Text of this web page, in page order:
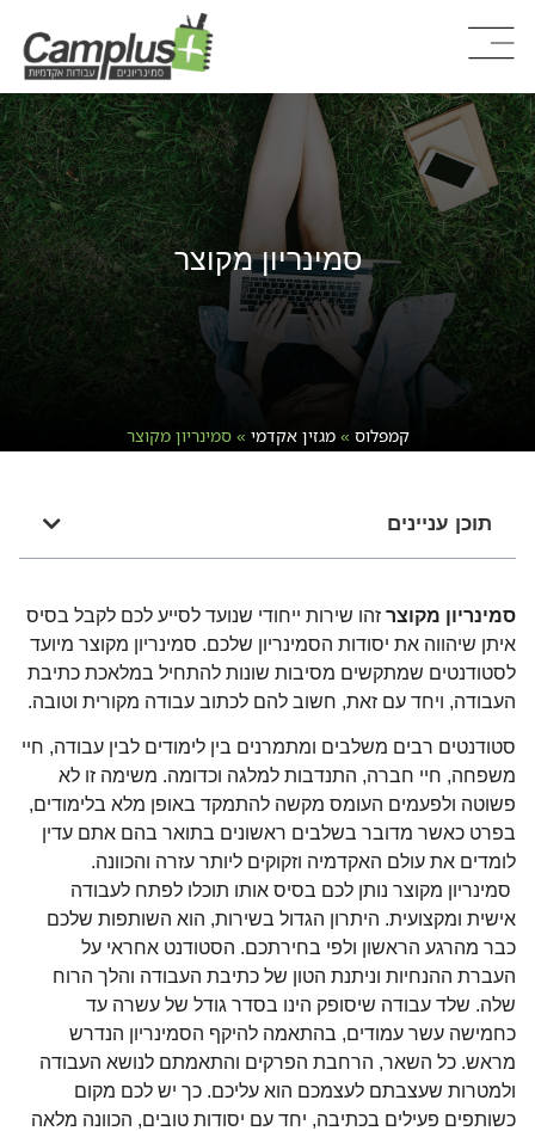
סמינריון מקוצר
קמפלוס »מגזין אקדמי »סמינריון מקוצר
תוכן עניינים
סמינריון מקוצר זהו שירות ייחודי שנועד לסייע לכם לקבל בסיס
איתן שיהווה את יסודות הסמינריון שלכם. סמינריון מקוצר מיועד
לסטודנטים שמתקשים מסיבות שונות להתחיל במלאכת כתיבת
העבודה, ויחד עם זאת, חשוב להם לכתוב עבודה מקורית וטובה.
סטודנטים רבים משלבים ומתמרנים בין לימודים לבין עבודה, חיי
משפחה, חיי חברה, התנדבות למלגה וכדומה. משימה זו לא
פשוטה ולפעמים העומס מקשה להתמקד באופן מלא בלימודים,
בפרט כאשר מדובר בשלבים ראשונים בתואר בהם אתם עדין
לומדים את עולם האקדמיה וזקוקים ליותר עזרה והכוונה.
סמינריון מקוצר נותן לכם בסיס אותו תוכלו לפתח לעבודה
אישית ומקצועית. היתרון הגדול בשירות, הוא השותפות שלכם
כבר מהרגע הראשון ולפי בחירתכם. הסטודנט אחראי על
העברת ההנחיות וניתנת הטון של כתיבת העבודה והלך הרוח
שלה. שלד עבודה שיסופק הינו בסדר גודל של עשרה עד
כחמישה עשר עמודים, בהתאמה להיקף הסמינריון הנדרש
מראש. כל השאר, הרחבת הפרקים והתאמתם לנושא העבודה
ולמטרות שעצבתם לעצמכם הוא עליכם. כך יש לכם מקום
כשותפים פעילים בכתיבה, יחד עם יסודות טובים, הכוונה מלאה